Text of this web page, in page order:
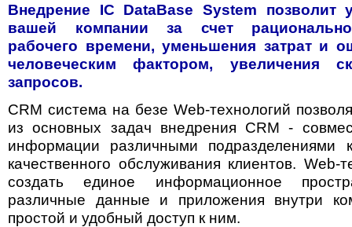
Внедрение IC DataBase System позволит
вашей компании за счет
рабочего времени, уменьшения затрат и
человеческим фактором, увеличения
запросов.
CRM система на безе Web-технологий
из основных задач внедрения CRM -
информации различными подразделениями
качественного обслуживания клиентов. Web-
создать единое информационное
различные данные и приложения внутри
простой и удобный доступ к ним.